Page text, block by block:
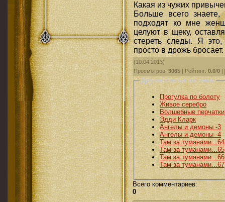
Какая из чужих
Больше всего
подходят ко мне
целуют в щеку,
стереть следы. Я
просто в дрожь бросает.
(10.04.2013)
Просмотров: 3065 Рейтинг: 0.0/0
Другие статьи по теме:
Прогулка по болоту
Живое серебро
Волшебные перчатки
Эдди Кларк
Ангелы и демоны -3
Ангелы и демоны -4
Там за туманами...64
Там за туманами...65
Там за туманами...66
Там за туманами...67
Всего комментариев:
0